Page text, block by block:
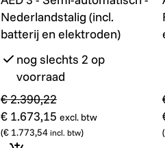
Nederlandstalig (incl.
batterij en elektroden)
nog slechts 2 op
voorraad
€ 2.390,22
€ 1.673,15 excl. btw
(€ 1.773,54 incl. btw)
(